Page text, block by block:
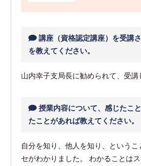
講座（資格認定講座）を受講
を教えてください。
山内幸子支局長に勧められて、受講
授業内容について、感じたこ
たことがあれば教えてください。
自分を知り、他人を知り、というこ
セがわかりました。 わかることは